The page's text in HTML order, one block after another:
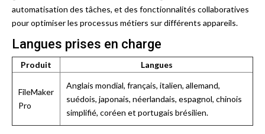
automatisation des tâches, et des fonctionnalités collaboratives
pour optimiser les processus métiers sur différents appareils.
Langues prises en charge
Produit Langues
FileMaker
Pro
Anglais mondial, français, italien, allemand,
suédois, japonais, néerlandais, espagnol, chinois
simplifié, coréen et portugais brésilien.